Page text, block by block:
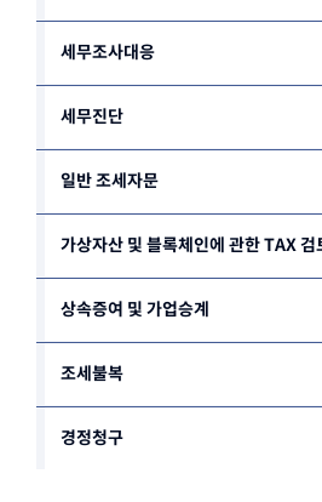
세무조사대응
세무진단
일반 조세자문
가상자산 및 블록체인에 관한 TAX 검
상속증여 및 가업승계
조세불복
경정청구